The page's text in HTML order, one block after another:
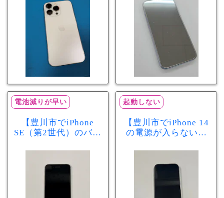
分で改善
まで復旧しました
電池減りが早い
【豊川市でiPhone
SE（第2世代）のバッ
スマ豊川店】電池の
減りが早い症状も当
起動しない
【豊川市でiPhone 14
の電源が入らない修
店】バッテリー交換
で復旧するケースも
あります！